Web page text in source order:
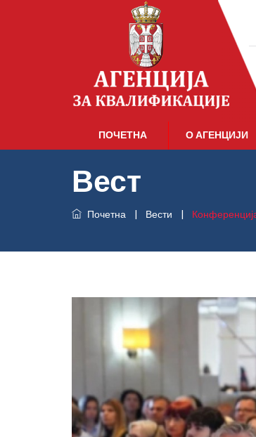
ПОЧЕТНА О АГЕНЦИЈИ
Вест
Почетна | Вести |